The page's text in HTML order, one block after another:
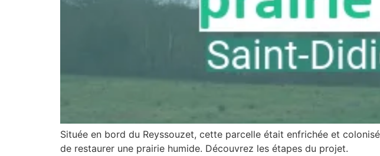
Située en bord du Reyssouzet, cette parcelle était enfrichée et
de restaurer une prairie humide. Découvrez les étapes du projet.